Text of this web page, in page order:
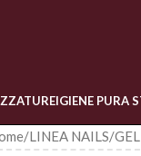
IGIENE PURA
/LINEA NAILS/